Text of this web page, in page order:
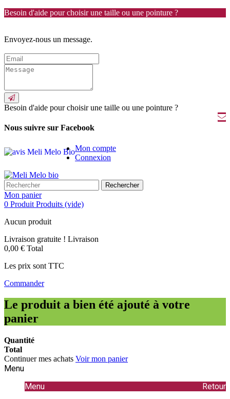
Besoin d'aide pour choisir une taille ou une pointure ?
Envoyez-nous un message.
Besoin d'aide pour choisir une taille ou une pointure ?
Nous suivre sur Facebook
Mon compte
Connexion
Rechercher
Mon panier
0 Produit Produits (vide)
Aucun produit
Livraison gratuite ! Livraison
0,00 € Total
Les prix sont TTC
Commander
Le produit a bien été ajouté à votre
panier
Quantité
Total
Continuer mes achats Voir mon panier
Menu
Menu
Retour